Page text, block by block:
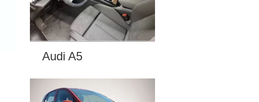
Audi A5